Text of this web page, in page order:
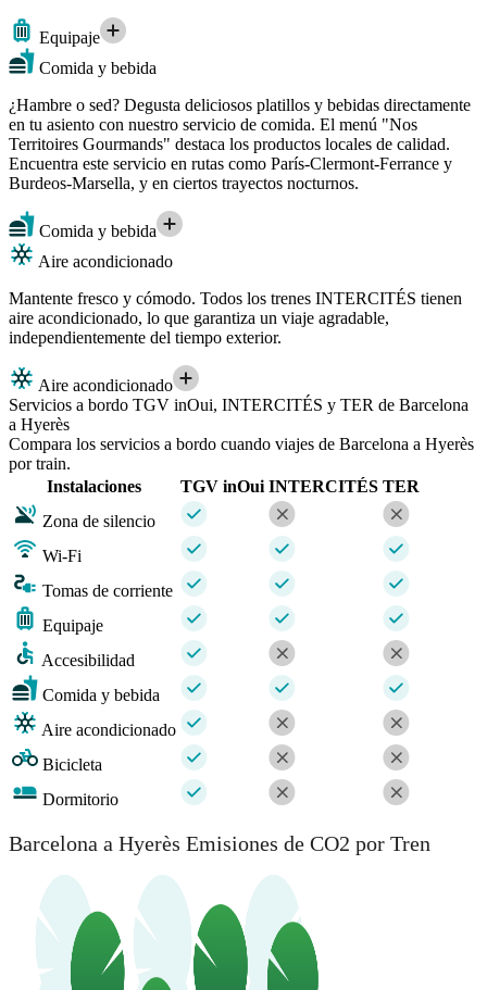
Equipaje
Comida y bebida
¿Hambre o sed? Degusta deliciosos platillos y bebidas directamente
en tu asiento con nuestro servicio de comida. El menú "Nos
Territoires Gourmands" destaca los productos locales de calidad.
Encuentra este servicio en rutas como París-Clermont-Ferrance y
Burdeos-Marsella, y en ciertos trayectos nocturnos.
Comida y bebida
Aire acondicionado
Mantente fresco y cómodo. Todos los trenes INTERCITÉS tienen
aire acondicionado, lo que garantiza un viaje agradable,
independientemente del tiempo exterior.
Aire acondicionado
Servicios a bordo TGV inOui, INTERCITÉS y TER de Barcelona
a Hyerès
Compara los servicios a bordo cuando viajes de Barcelona a Hyerès
por train.
Instalaciones
TGV inOui INTERCITÉS TER
Zona de silencio
Wi-Fi
Tomas de corriente
Equipaje
Accesibilidad
Comida y bebida
Aire acondicionado
Bicicleta
Dormitorio
Barcelona a Hyerès Emisiones de CO2 por Tren